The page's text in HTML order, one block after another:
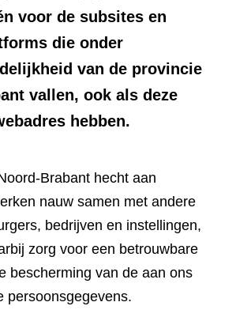
voor de subsites en
die onder
van de provincie
vallen, ook als deze
hebben.
Brabant hecht aan
nauw samen met andere
bedrijven en instellingen,
zorg voor een betrouwbare
bescherming van de aan ons
persoonsgegevens.